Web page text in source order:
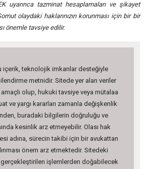
uyarınca tazminat hesaplamaları ve şikayet
olaydaki haklarınızın korunması için bir bir
önemle tavsiye edilir.
içerik, teknolojik imkanlar desteğiyle
metnidir. Sitede yer alan veriler
olup, hukuki tavsiye veya mütalaa
ve yargı kararları zamanla değişkenlik
buradaki bilgilerin doğruluğu ve
kesinlik arz etmeyebilir. Olası hak
adına, sürecin takibi için bir avukattan
önem arz etmektedir. Sitedeki
işlemlerden doğabilecek